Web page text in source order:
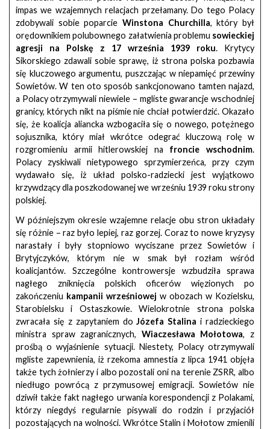
impas we wzajemnych relacjach przełamany. Do tego Polacy
zdobywali sobie poparcie Winstona Churchilla, który był
orędownikiem polubownego załatwienia problemu sowieckiej
agresji na Polskę z 17 września 1939 roku. Krytycy
Sikorskiego zdawali sobie sprawę, iż strona polska pozbawia
się kluczowego argumentu, puszczając w niepamięć przewiny
Sowietów. W ten oto sposób sankcjonowano tamten najazd,
a Polacy otrzymywali niewiele – mgliste gwarancje wschodniej
granicy, których nikt na piśmie nie chciał potwierdzić. Okazało
się, że koalicja aliancka wzbogaciła się o nowego, potężnego
sojusznika, który miał wkrótce odegrać kluczową rolę w
rozgromieniu armii hitlerowskiej na froncie wschodnim.
Polacy zyskiwali nietypowego sprzymierzeńca, przy czym
wydawało się, iż układ polsko-radziecki jest wyjątkowo
krzywdzący dla poszkodowanej we wrześniu 1939 roku strony
polskiej.
W późniejszym okresie wzajemne relacje obu stron układały
się różnie – raz było lepiej, raz gorzej. Coraz to nowe kryzysy
narastały i były stopniowo wyciszane przez Sowietów i
Brytyjczyków, którym nie w smak był rozłam wśród
koalicjantów. Szczególne kontrowersje wzbudziła sprawa
nagłego zniknięcia polskich oficerów więzionych po
zakończeniu kampanii wrześniowej w obozach w Kozielsku,
Starobielsku i Ostaszkowie. Wielokrotnie strona polska
zwracała się z zapytaniem doJózefa Stalina i radzieckiego
ministra spraw zagranicznych, Wiaczesława Mołotowa, z
prośbą o wyjaśnienie sytuacji. Niestety, Polacy otrzymywali
mgliste zapewnienia, iż rzekoma amnestia z lipca 1941 objęła
także tych żołnierzy i albo pozostali oni na terenie ZSRR, albo
niedługo powrócą z przymusowej emigracji. Sowietów nie
dziwił także fakt nagłego urwania korespondencji z Polakami,
którzy niegdyś regularnie pisywali do rodzin i przyjaciół
pozostających na wolności. Wkrótce Stalin i Mołotow zmienili